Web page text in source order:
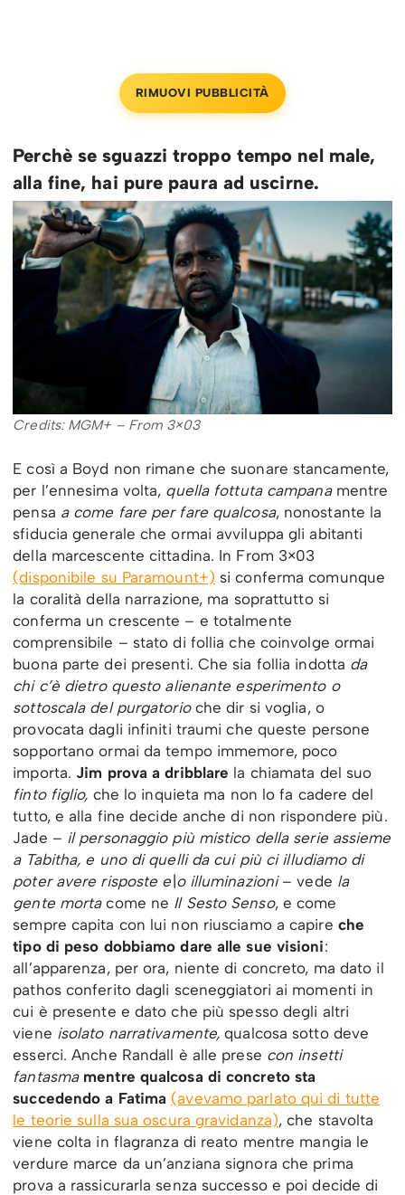
RIMUOVI PUBBLICITÀ
Perchè se sguazzi troppo tempo nel male,
alla fine, hai pure paura ad uscirne.
Credits: MGM+ – From 3×03
E così a Boyd non rimane che suonare stancamente,
per l’ennesima volta, quella fottuta campanamentre
pensa a come fare per fare qualcosa, nonostante la
sfiducia generale che ormai avviluppa gli abitanti
della marcescente cittadina. In From 3×03
(disponibile su Paramount+) si conferma comunque
la coralità della narrazione, ma soprattutto si
conferma un crescente – e totalmente
comprensibile – stato di follia che coinvolge ormai
buona parte dei presenti. Che sia follia indotta da
chi c’è dietro questo alienante esperimento o
sottoscala del purgatorio che dir si voglia, o
provocata dagli infiniti traumi che queste persone
sopportano ormai da tempo immemore, poco
importa. Jim prova a dribblare la chiamata del suo
finto figlio, che lo inquieta ma non lo fa cadere del
tutto, e alla fine decide anche di non rispondere più.
Jade – il personaggio più mistico della serie assieme
a Tabitha, e uno di quelli da cui più ci illudiamo di
poter avere risposte e\o illuminazioni– vede la
gente mortacome ne Il Sesto Senso, e come
sempre capita con lui non riusciamo a capire che
tipo di peso dobbiamo dare alle sue visioni:
all’apparenza, per ora, niente di concreto, ma dato il
pathos conferito dagli sceneggiatori ai momenti in
cui è presente e dato che più spesso degli altri
viene isolato narrativamente,qualcosa sotto deve
esserci. Anche Randall è alle prese con insetti
fantasma mentre qualcosa di concreto sta
succedendo a Fatima (avevamo parlato qui di tutte
le teorie sulla sua oscura gravidanza), che stavolta
viene colta in flagranza di reato mentre mangia le
verdure marce da un’anziana signora che prima
prova a rassicurarla senza successo e poi decide di